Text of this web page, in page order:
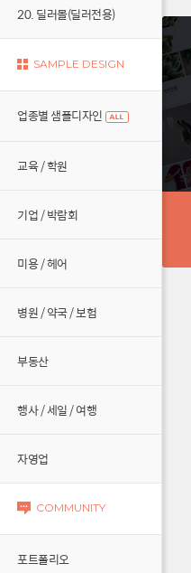
20. 딜러몰(딜러전용)
SAMPLE DESIGN
업종별 샘플디자인
교육 / 학원
기업 / 박람회
미용 / 헤어
병원 / 약국 / 보험
부동산
행사 / 세일 / 여행
자영업
COMMUNITY
포트폴리오